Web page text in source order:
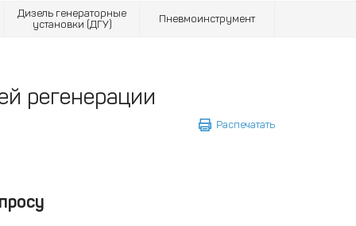
Дизель генераторные
установки (ДГУ)
Пневмоинструмент
регенерации
Распечатать